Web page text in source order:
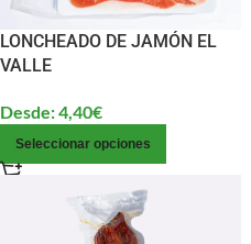
LONCHEADO DE JAMÓN EL
VALLE
Desde:4,40€
Seleccionar opciones